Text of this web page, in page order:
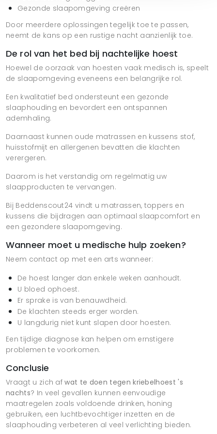
Gezonde slaapomgeving creëren
Door meerdere oplossingen tegelijk toe te passen,
neemt de kans op een rustige nacht aanzienlijk toe.
De rol van het bed bij nachtelijke hoest
Hoewel de oorzaak van hoesten vaak medisch is, speelt
de slaapomgeving eveneens een belangrijke rol.
Een kwalitatief bed ondersteunt een gezonde
slaaphouding en bevordert een ontspannen
ademhaling.
Daarnaast kunnen oude matrassen en kussens stof,
huisstofmijt en allergenen bevatten die klachten
verergeren.
Daarom is het verstandig om regelmatig uw
slaapproducten te vervangen.
Bij Beddenscout24 vindt u matrassen, toppers en
kussens die bijdragen aan optimaal slaapcomfort en
een gezondere slaapomgeving.
Wanneer moet u medische hulp zoeken?
Neem contact op met een arts wanneer:
De hoest langer dan enkele weken aanhoudt.
U bloed ophoest.
Er sprake is van benauwdheid.
De klachten steeds erger worden.
U langdurig niet kunt slapen door hoesten.
Een tijdige diagnose kan helpen om ernstigere
problemen te voorkomen.
Conclusie
Vraagt u zich afwat te doen tegen kriebelhoest 's
nachts? In veel gevallen kunnen eenvoudige
maatregelen zoals voldoende drinken, honing
gebruiken, een luchtbevochtiger inzetten en de
slaaphouding verbeteren al veel verlichting bieden.